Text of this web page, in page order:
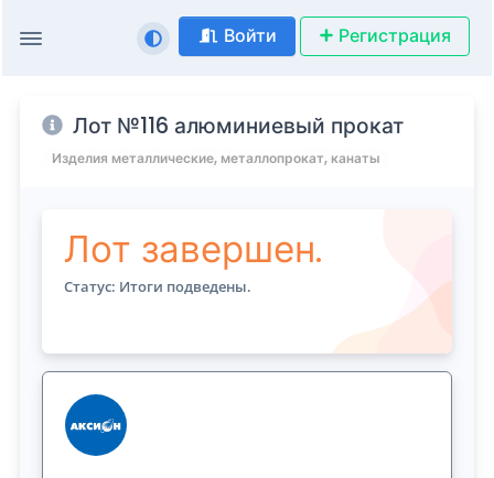
Войти Регистрация
Лот №116 алюминиевый прокат
Изделия металлические, металлопрокат, канаты
Лот завершен.
Статус: Итоги подведены.